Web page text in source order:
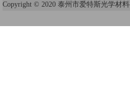
Copyright © 2020 泰州市爱特斯光学材